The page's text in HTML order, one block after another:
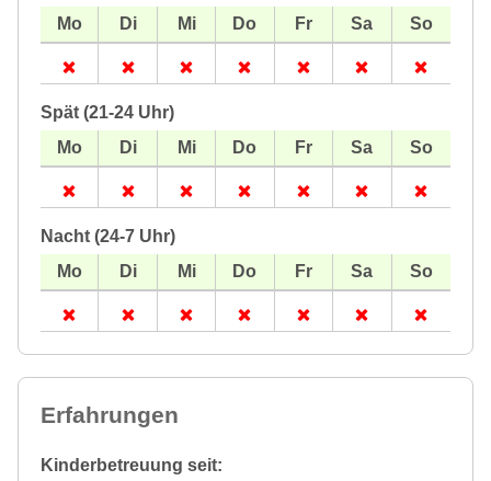
Spät (21-24 Uhr)
Nacht (24-7 Uhr)
Erfahrungen
Kinderbetreuung seit: